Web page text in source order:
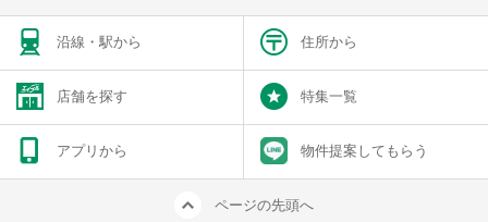
沿線・駅から 住所から
店舗を探す 特集一覧
アプリから 物件提案してもらう
ページの先頭へ